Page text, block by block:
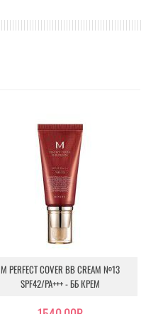
M PERFECT COVER BB CREAM №13
SPF42/PA+++ - ББ КРЕМ